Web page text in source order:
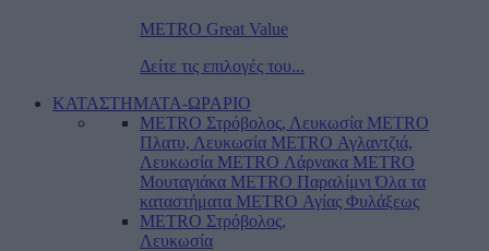
METRO Great Value
Δείτε τις επιλογές του...
ΚΑΤΑΣΤΗΜΑΤΑ-ΩΡΑΡΙΟ
METRO Στρόβολος, Λευκωσία METRO
Πλατυ, Λευκωσία METRO Αγλαντζιά,
Λευκωσία METRO Λάρνακα METRO
Μουταγιάκα METRO Παραλίμνι Όλα τα
καταστήματα METRO Αγίας Φυλάξεως
METRO Στρόβολος,
Λευκωσία